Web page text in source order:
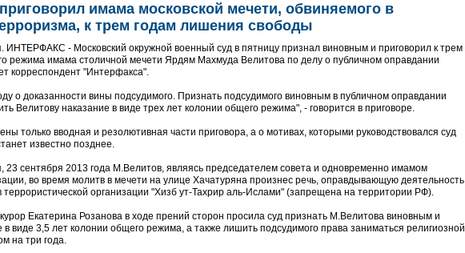
имама московской мечети, обвиняемого в
к трем годам лишения свободы
ИНТЕРФАКС - Московский окружной военный суд в пятницу признал виновным и приговорил к трем
режима имама столичной мечети Ярдям Махмуда Велитова по делу о публичном оправдании
корреспондент "Интерфакса".
о доказанности вины подсудимого. Признать подсудимого виновным в публичном оправдании
Велитову наказание в виде трех лет колонии общего режима", - говорится в приговоре.
только вводная и резолютивная части приговора, а о мотивах, которыми руководствовался суд
известно позднее.
23 сентября 2013 года М.Велитов, являясь председателем совета и одновременно имамом
во время молитв в мечети на улице Хачатуряна произнес речь, оправдывающую деятельность
террористической организации "Хизб ут-Тахрир аль-Ислами" (запрещена на территории РФ).
Екатерина Розанова в ходе прений сторон просила суд признать М.Велитова виновным и
в виде 3,5 лет колонии общего режима, а также лишить подсудимого права заниматься религиозной
на три года.